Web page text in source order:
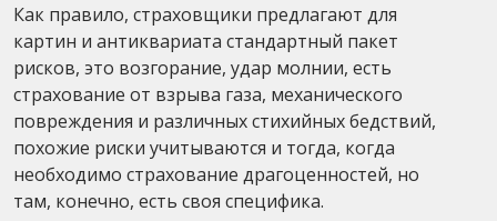
Как правило, страховщики предлагают для
картин и антиквариата стандартный пакет
рисков, это возгорание, удар молнии, есть
страхование от взрыва газа, механического
повреждения и различных стихийных бедствий,
похожие риски учитываются и тогда, когда
необходимо страхование драгоценностей, но
там, конечно, есть своя специфика.